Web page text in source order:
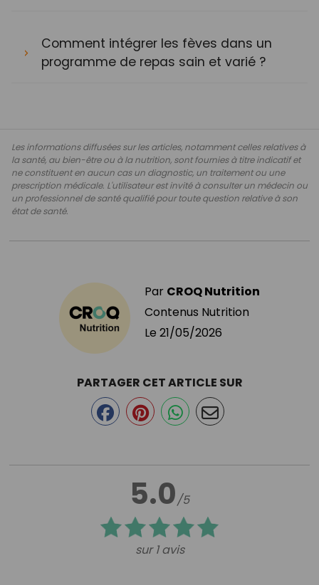
Comment intégrer les fèves dans un
programme de repas sain et varié ?
Les informations diffusées sur les articles, notamment celles relatives à
la santé, au bien-être ou à la nutrition, sont fournies à titre indicatif et
ne constituent en aucun cas un diagnostic, un traitement ou une
prescription médicale. L'utilisateur est invité à consulter un médecin ou
un professionnel de santé qualifié pour toute question relative à son
état de santé.
Par CROQ Nutrition
Contenus Nutrition
Le 21/05/2026
5.0/5
sur 1 avis
PARTAGER CET ARTICLE SUR